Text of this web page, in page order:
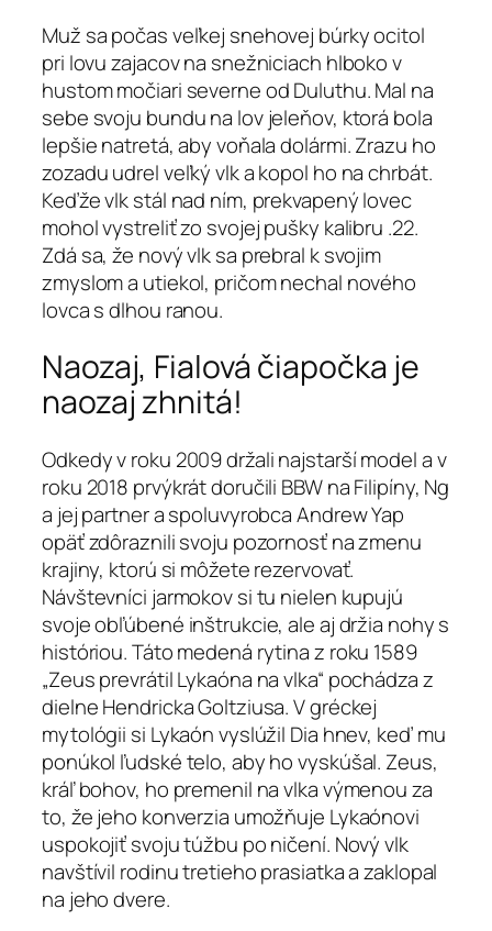
Muž sa počas veľkej snehovej búrky ocitol
pri lovu zajacov na snežniciach hlboko v
hustom močiari severne od Duluthu. Mal na
sebe svoju bundu na lov jeleňov, ktorá bola
lepšie natretá, aby voňala dolármi. Zrazu ho
zozadu udrel veľký vlk a kopol ho na chrbát.
Keďže vlk stál nad ním, prekvapený lovec
mohol vystreliť zo svojej pušky kalibru .22.
Zdá sa, že nový vlk sa prebral k svojim
zmyslom a utiekol, pričom nechal nového
lovca s dlhou ranou.
Naozaj, Fialová čiapočka je
naozaj zhnitá!
Odkedy v roku 2009 držali najstarší model a v
roku 2018 prvýkrát doručili BBW na Filipíny, Ng
a jej partner a spoluvyrobca Andrew Yap
opäť zdôraznili svoju pozornosť na zmenu
krajiny, ktorú si môžete rezervovať.
Návštevníci jarmokov si tu nielen kupujú
svoje obľúbené inštrukcie, ale aj držia nohy s
históriou. Táto medená rytina z roku 1589
„Zeus prevrátil Lykaóna na vlka“ pochádza z
dielne Hendricka Goltziusa. V gréckej
mytológii si Lykaón vyslúžil Dia hnev, keď mu
ponúkol ľudské telo, aby ho vyskúšal. Zeus,
kráľ bohov, ho premenil na vlka výmenou za
to, že jeho konverzia umožňuje Lykaónovi
uspokojiť svoju túžbu po ničení. Nový vlk
navštívil rodinu tretieho prasiatka a zaklopal
na jeho dvere.